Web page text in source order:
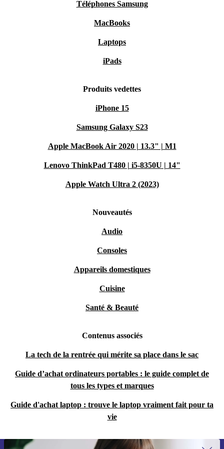
Téléphones Samsung
MacBooks
Laptops
iPads
Produits vedettes
iPhone 15
Samsung Galaxy S23
Apple MacBook Air 2020 | 13.3" | M1
Lenovo ThinkPad T480 | i5-8350U | 14"
Apple Watch Ultra 2 (2023)
Nouveautés
Audio
Consoles
Appareils domestiques
Cuisine
Santé & Beauté
Contenus associés
La tech de la rentrée qui mérite sa place dans le sac
Guide d’achat ordinateurs portables : le guide complet de
tous les types et marques
Guide d'achat laptop : trouve le laptop vraiment fait pour ta
vie